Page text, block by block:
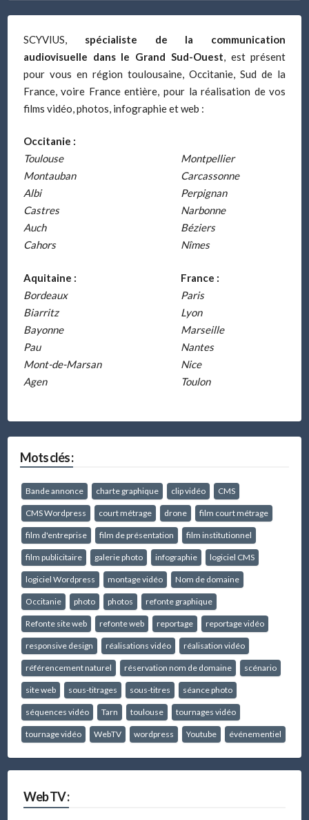
SCYVIUS, spécialiste de la communication
audiovisuelle dans le Grand Sud-Ouest, est présent
pour vous en région toulousaine, Occitanie, Sud de la
France, voire France entière, pour la réalisation de vos
films vidéo, photos, infographie et web :
Occitanie :
Toulouse
Montauban
Albi
Castres
Auch
Cahors
Montpellier
Carcassonne
Perpignan
Narbonne
Béziers
Nîmes
Aquitaine :
Bordeaux
Biarritz
Bayonne
Pau
Mont-de-Marsan
Agen
France :
Paris
Lyon
Marseille
Nantes
Nice
Toulon
Mots clés :
Bande annonce charte graphique clip vidéo CMS
CMS Wordpress court métrage drone film court métrage
film d'entreprise film de présentation film institutionnel
film publicitaire galerie photo infographie logiciel CMS
logiciel Wordpress montage vidéo Nom de domaine
Occitanie photo photos refonte graphique
Refonte site web refonte web reportage reportage vidéo
responsive design réalisations vidéo réalisation vidéo
référencement naturel réservation nom de domaine scénario
site web sous-titrages sous-titres séance photo
séquences vidéo Tarn toulouse tournages vidéo
tournage vidéo WebTV wordpress Youtube événementiel
Web TV :